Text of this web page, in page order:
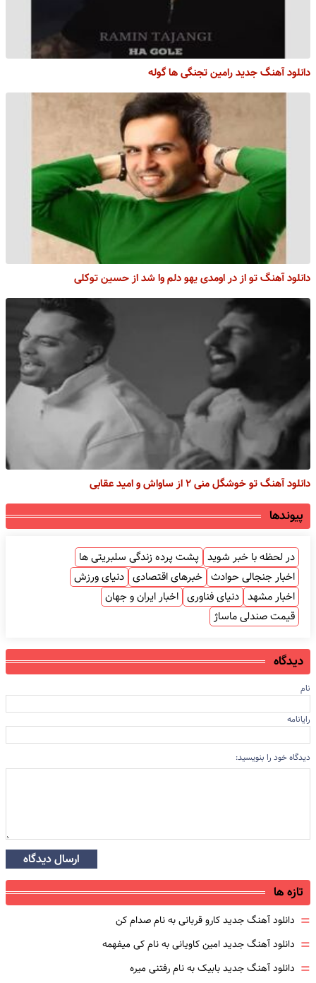
دانلود آهنگ جدید رامین تجنگی ها گوله
دانلود آهنگ تو از در اومدی یهو دلم وا شد از حسین توکلی
دانلود آهنگ تو خوشگل منی ۲ از ساواش و امید عقابی
پیوندها
در لحظه با خبر شوید پشت پرده زندگی سلبریتی ها
اخبار جنجالی حوادث خبرهای اقتصادی دنیای ورزش
اخبار مشهد دنیای فناوری اخبار ایران و جهان
قیمت صندلی ماساژ
دیدگاه
نام
رایانامه
دیدگاه خود را بنویسید:
ارسال دیدگاه
تازه ها
= دانلود آهنگ جدید کارو قربانی به نام صدام کن
= دانلود آهنگ جدید امین کاویانی به نام کی میفهمه
= دانلود آهنگ جدید بابیک به نام رفتنی میره